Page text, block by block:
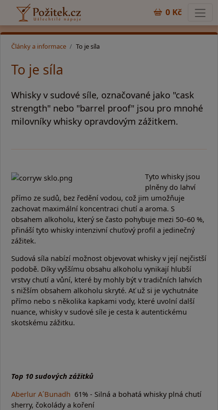
0 Kč
Články a informace To je síla
To je síla
Whisky v sudové síle, označované jako "cask
strength" nebo "barrel proof" jsou pro mnohé
milovníky whisky opravdovým zážitkem.
Tyto whisky jsou
plněny do lahví
přímo ze sudů, bez ředění vodou, což jim umožňuje
zachovat maximální koncentraci chutí a aroma. S
obsahem alkoholu, který se často pohybuje mezi 50–60 %,
přináší tyto whisky intenzivní chuťový profil a jedinečný
zážitek.
Sudová síla nabízí možnost objevovat whisky v její nejčistší
podobě. Díky vyššímu obsahu alkoholu vynikají hlubší
vrstvy chutí a vůní, které by mohly být v tradičních lahvích
s nižším obsahem alkoholu skryté. Ať už si je vychutnáte
přímo nebo s několika kapkami vody, které uvolní další
nuance, whisky v sudové síle je cesta k autentickému
skotskému zážitku.
Top 10 sudových zážitků
Aberlur A´Bunadh 61% - Silná a bohatá whisky plná chutí
sherry, čokolády a koření